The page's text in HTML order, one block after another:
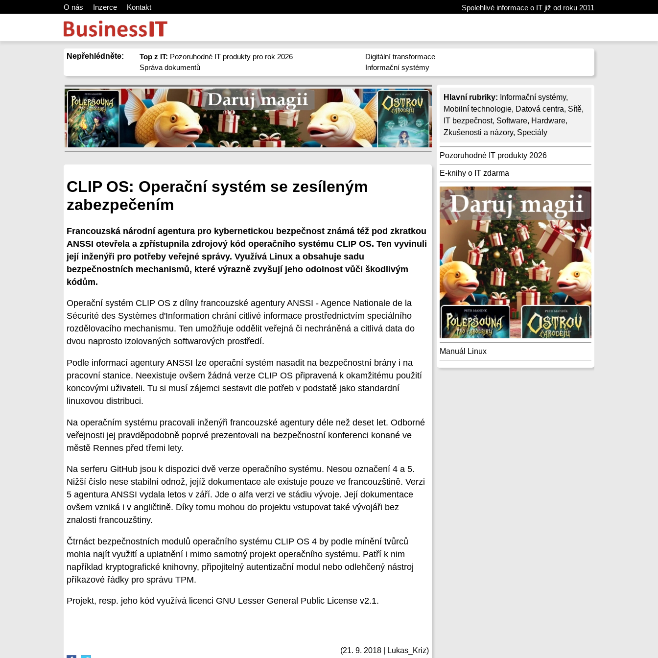
O nás Inzerce Kontakt Spolehlivé informace o IT již od roku 2011
Nepřehlédněte: Top z IT: Pozoruhodné IT produkty pro rok 2026
Správa dokumentů
Digitální transformace
Informační systémy
Hlavní rubriky: Informační systémy,
Mobilní technologie, Datová centra, Sítě,
IT bezpečnost, Software, Hardware,
Zkušenosti a názory, Speciály
Pozoruhodné IT produkty 2026
E-knihy o IT zdarma
Manuál Linux
CLIP OS: Operační systém se zesíleným
zabezpečením
Francouzská národní agentura pro kybernetickou bezpečnost známá též pod zkratkou
ANSSI otevřela a zpřístupnila zdrojový kód operačního systému CLIP OS. Ten vyvinuli
její inženýři pro potřeby veřejné správy. Využívá Linux a obsahuje sadu
bezpečnostních mechanismů, které výrazně zvyšují jeho odolnost vůči škodlivým
kódům.
Operační systém CLIP OS z dílny francouzské agentury ANSSI - Agence Nationale de la
Sécurité des Systèmes d'Information chrání citlivé informace prostřednictvím speciálního
rozdělovacího mechanismu. Ten umožňuje oddělit veřejná či nechráněná a citlivá data do
dvou naprosto izolovaných softwarových prostředí.
Podle informací agentury ANSSI lze operační systém nasadit na bezpečnostní brány i na
pracovní stanice. Neexistuje ovšem žádná verze CLIP OS připravená k okamžitému použití
koncovými uživateli. Tu si musí zájemci sestavit dle potřeb v podstatě jako standardní
linuxovou distribuci.
Na operačním systému pracovali inženýři francouzské agentury déle než deset let. Odborné
veřejnosti jej pravděpodobně poprvé prezentovali na bezpečnostní konferenci konané ve
městě Rennes před třemi lety.
Na serferu GitHub jsou k dispozici dvě verze operačního systému. Nesou označení 4 a 5.
Nižší číslo nese stabilní odnož, jejíž dokumentace ale existuje pouze ve francouzštině. Verzi
5 agentura ANSSI vydala letos v září. Jde o alfa verzi ve stádiu vývoje. Její dokumentace
ovšem vzniká i v angličtině. Díky tomu mohou do projektu vstupovat také vývojáři bez
znalosti francouzštiny.
Čtrnáct bezpečnostních modulů operačního systému CLIP OS 4 by podle mínění tvůrců
mohla najít využití a uplatnění i mimo samotný projekt operačního systému. Patří k nim
například kryptografické knihovny, připojitelný autentizační modul nebo odlehčený nástroj
příkazové řádky pro správu TPM.
Projekt, resp. jeho kód využívá licenci GNU Lesser General Public License v2.1.
(21. 9. 2018 | Lukas_Kriz)